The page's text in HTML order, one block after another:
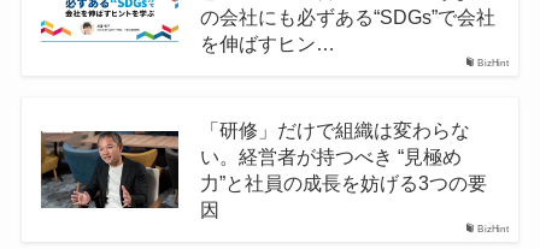
BizHint
の会社にも必ずある“SDGs”で会社
を伸ばすヒン…
BizHint
「研修」だけで組織は変わらな
い。経営者が持つべき “見極め
力”と社員の成長を妨げる3つの要
因